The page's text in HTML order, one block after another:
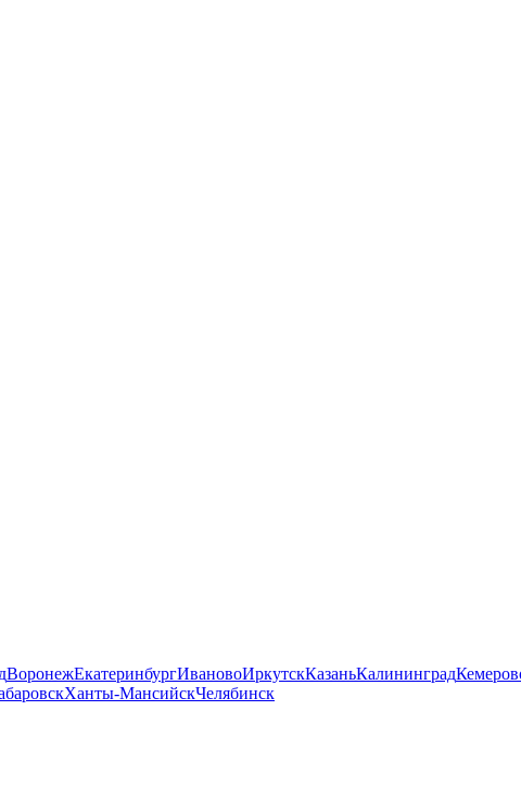
ВоронежЕкатеринбургИвановоИркутскКазаньКалининград
Ханты-МансийскЧелябинск